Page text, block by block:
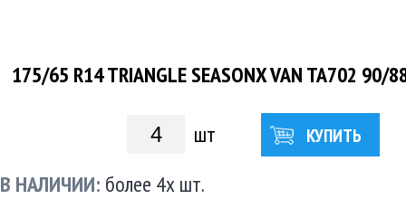
175/65 R14 TRIANGLE SEASONX VAN TA702 90/
шт КУПИТЬ
В НАЛИЧИИ: более 4х шт.